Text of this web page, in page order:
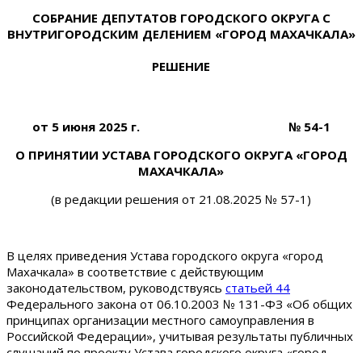
СОБРАНИЕ ДЕПУТАТОВ ГОРОДСКОГО ОКРУГА С
ВНУТРИГОРОДСКИМ ДЕЛЕНИЕМ «ГОРОД МАХАЧКАЛА»
РЕШЕНИЕ
от 5 июня 2025 г. № 54-1
О ПРИНЯТИИ УСТАВА ГОРОДСКОГО ОКРУГА «ГОРОД
МАХАЧКАЛА»
(в редакции решения от 21.08.2025 № 57-1)
В целях приведения Устава городского округа «город
Махачкала» в соответствие с действующим
законодательством, руководствуясь статьей 44
Федерального закона от 06.10.2003 № 131-ФЗ «Об общих
принципах организации местного самоуправления в
Российской Федерации», учитывая результаты публичных